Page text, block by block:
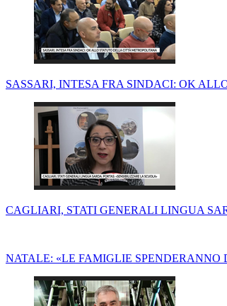
SASSARI, INTESA FRA SINDACI: OK
CAGLIARI, STATI GENERALI LINGUA
NATALE: «LE FAMIGLIE SPENDERANNO